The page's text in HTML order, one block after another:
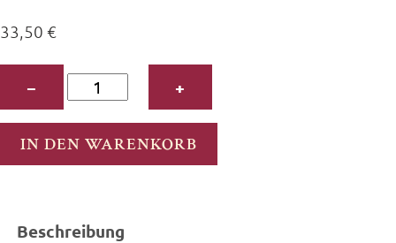
33,50 €
−
Regenschirm
mit
Molli-
Motiv
+
IN DEN WARENKORB
Beschreibung